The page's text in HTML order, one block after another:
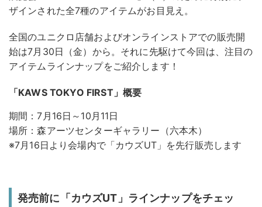
ザインされた全7種のアイテムがお目見え。
全国のユニクロ店舗およびオンラインストアでの販売開
始は7月30日（金）から。それに先駆けて今回は、注目の
アイテムラインナップをご紹介します！
「KAWS TOKYO FIRST」概要
期間：7月16日～10月11日
場所：森アーツセンターギャラリー（六本木）
※7月16日より会場内で「カウズUT」を先行販売します
発売前に「カウズUT」ラインナップをチェッ